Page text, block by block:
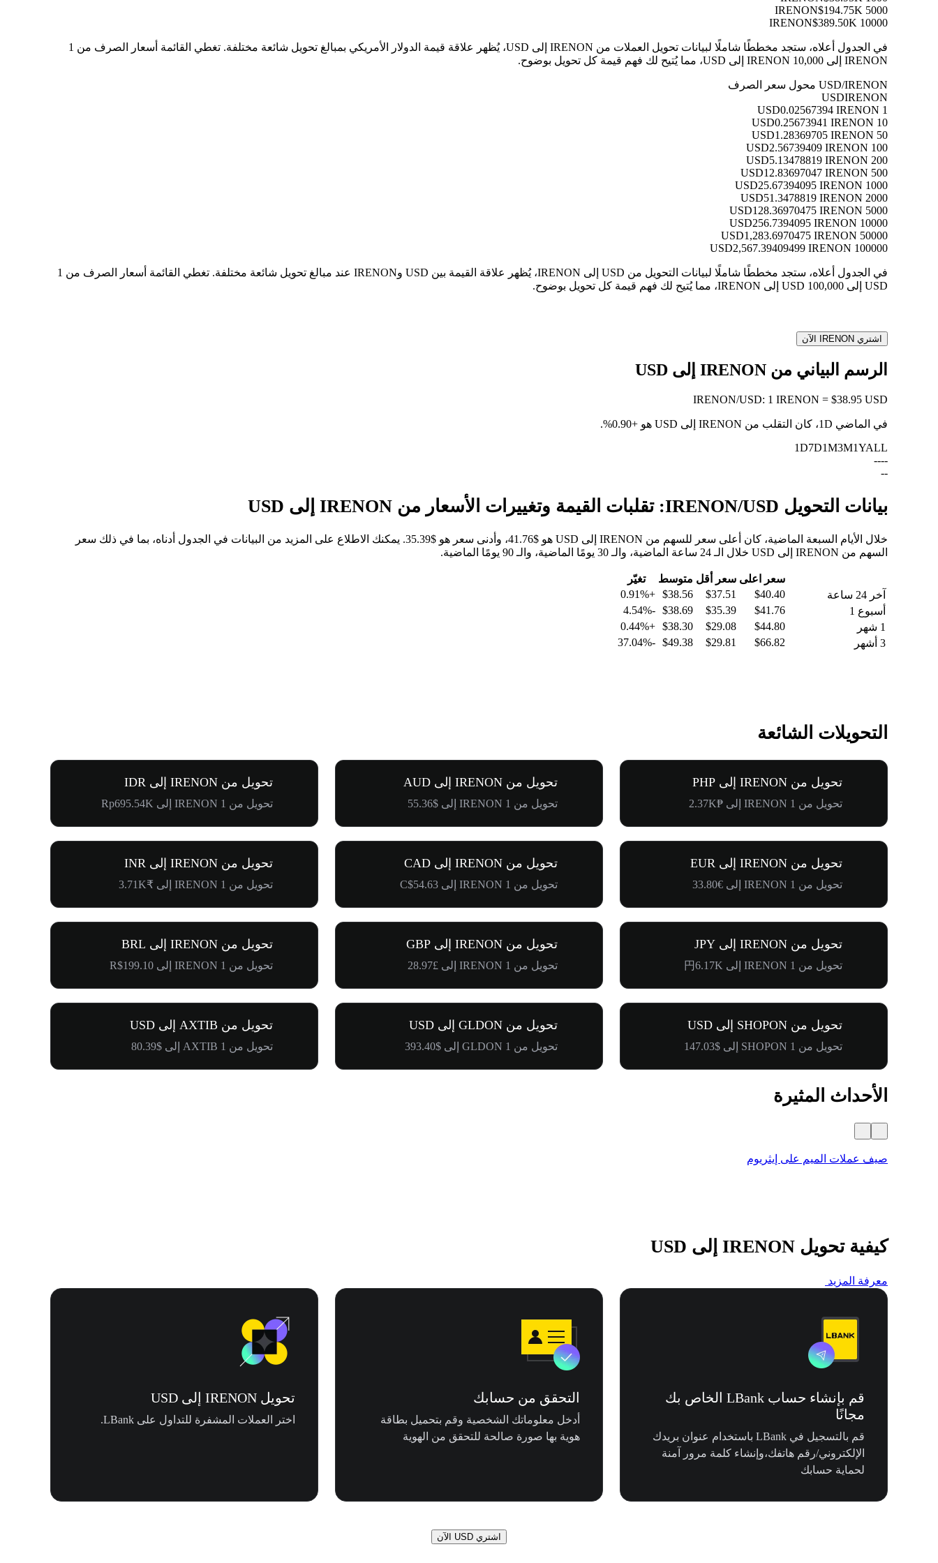
5000 IRENON
$194.75K
10000 IRENON
$389.50K
في الجدول أعلاه، ستجد مخططًا شاملًا لبيانات تحويل العملات من IRENON إلى USD، يُظهر علاقة قيمة الدولار الأمريكي بمبالغ تحويل شائعة مختلفة. تغطي القائمة أسعار الصرف من 1
IRENON إلى 10,000 IRENON إلى USD، مما يُتيح لك فهم قيمة كل تحويل بوضوح.
USD/IRENON محول سعر الصرف
USDIRENON
1 USD
0.02567394 IRENON
10 USD
0.25673941 IRENON
50 USD
1.28369705 IRENON
100 USD
2.56739409 IRENON
200 USD
5.13478819 IRENON
500 USD
12.83697047 IRENON
1000 USD
25.67394095 IRENON
2000 USD
51.3478819 IRENON
5000 USD
128.36970475 IRENON
10000 USD
256.7394095 IRENON
50000 USD
1,283.6970475 IRENON
100000 USD
2,567.39409499 IRENON
في الجدول أعلاه، ستجد مخططًا شاملًا لبيانات التحويل من USD إلى IRENON، يُظهر علاقة القيمة بين USD وIRENON عند مبالغ تحويل شائعة مختلفة. تغطي القائمة أسعار الصرف من 1
USD إلى 100,000 USD إلى IRENON، مما يُتيح لك فهم قيمة كل تحويل بوضوح.
اشتري IRENON الآن
الرسم البياني من IRENON إلى USD
IRENON/USD: 1 IRENON = $38.95 USD
في الماضي 1D، كان التقلب من IRENON إلى USD هو +0.90%
.
1D7D1M3M1YALL
--
--
--
بيانات التحويل IRENON/USD: تقلبات القيمة وتغييرات الأسعار من IRENON إلى USD
خلال الأيام السبعة الماضية، كان أعلى سعر للسهم من IRENON إلى USD هو $41.76، وأدنى سعر هو $35.39. يمكنك الاطلاع على المزيد من البيانات في الجدول أدناه، بما في ذلك سعر
السهم من IRENON إلى USD خلال الـ 24 ساعة الماضية، والـ 30 يومًا الماضية، والـ 90 يومًا الماضية.
سعر اعلى سعر أقل متوسط
تغيّر
آخر 24 ساعة
$40.40
$37.51
$38.56
+0.91%
أسبوع 1
$41.76
$35.39
$38.69
-4.54%
1 شهر
$44.80
$29.08
$38.30
+0.44%
3 أشهر
$66.82
$29.81
$49.38
-37.04%
التحويلات الشائعة
تحويل من IRENON إلى PHP
تحويل من 1 IRENON إلى ₱2.37K
تحويل من IRENON إلى AUD
تحويل من 1 IRENON إلى $55.36
تحويل من IRENON إلى IDR
تحويل من 1 IRENON إلى Rp695.54K
تحويل من IRENON إلى EUR
تحويل من 1 IRENON إلى €33.80
تحويل من IRENON إلى CAD
تحويل من 1 IRENON إلى C$54.63
تحويل من IRENON إلى INR
تحويل من 1 IRENON إلى ₹3.71K
تحويل من IRENON إلى JPY
تحويل من 1 IRENON إلى 円6.17K
تحويل من IRENON إلى GBP
تحويل من 1 IRENON إلى £28.97
تحويل من IRENON إلى BRL
تحويل من 1 IRENON إلى R$199.10
تحويل من SHOPON إلى USD
تحويل من 1 SHOPON إلى $147.03
تحويل من GLDON إلى USD
تحويل من 1 GLDON إلى $393.40
تحويل من AXTIB إلى USD
تحويل من 1 AXTIB إلى $80.39
الأحداث المثيرة
صيف عملات الميم على إيثريوم
كيفية تحويل IRENON إلى USD
معرفة المزيد
قم بإنشاء حساب LBank الخاص بك
مجانًا
قم بالتسجيل في LBank باستخدام عنوان بريدك
الإلكتروني/رقم هاتفك،وإنشاء كلمة مرور آمنة
لحماية حسابك
التحقق من حسابك
أدخل معلوماتك الشخصية وقم بتحميل بطاقة
هوية بها صورة صالحة للتحقق من الهوية
تحويل IRENON إلى USD
اختر العملات المشفرة للتداول على LBank.
اشتري USD الآن